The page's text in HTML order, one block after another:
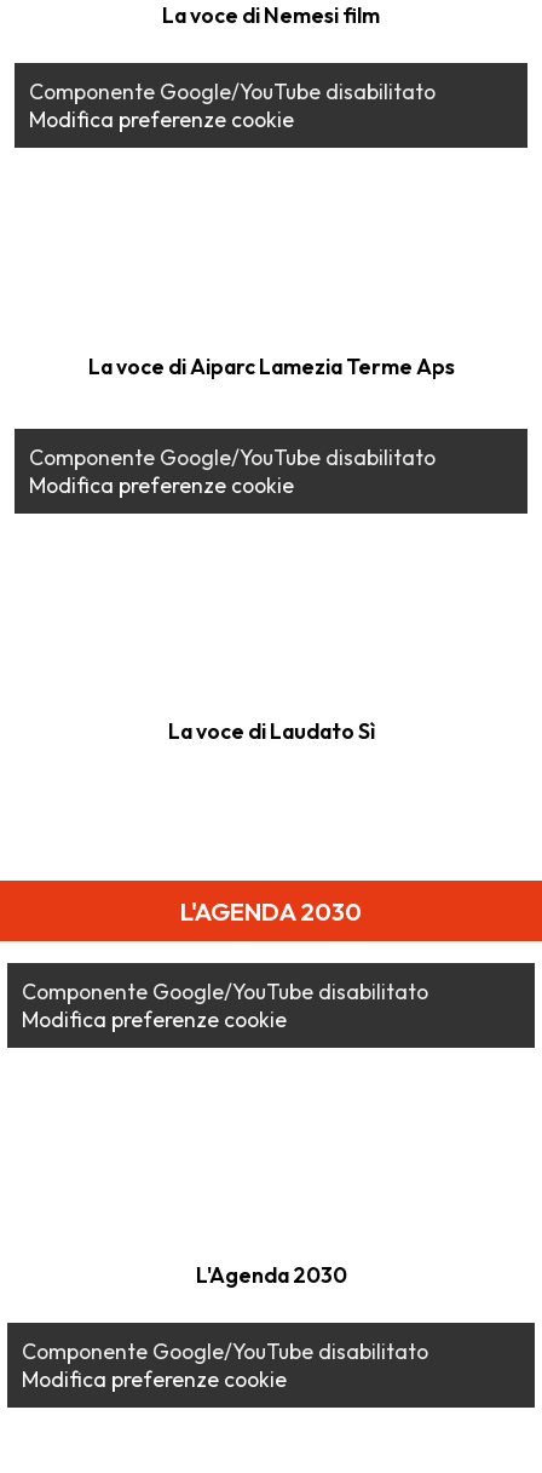
La voce di Nemesi film
Componente Google/YouTube disabilitato
Modifica preferenze cookie
La voce di Aiparc Lamezia Terme Aps
Componente Google/YouTube disabilitato
Modifica preferenze cookie
La voce di Laudato Sì
L'AGENDA 2030
Componente Google/YouTube disabilitato
Modifica preferenze cookie
L'Agenda 2030
Componente Google/YouTube disabilitato
Modifica preferenze cookie